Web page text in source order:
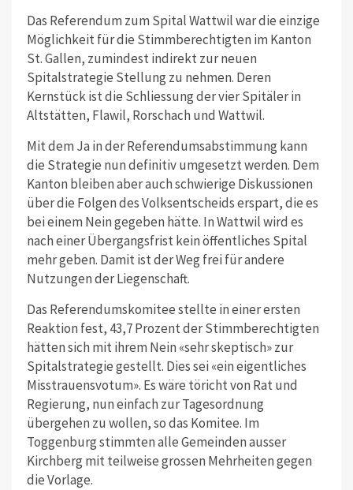
Das Referendum zum Spital Wattwil war die einzige
Möglichkeit für die Stimmberechtigten im Kanton
St. Gallen, zumindest indirekt zur neuen
Spitalstrategie Stellung zu nehmen. Deren
Kernstück ist die Schliessung der vier Spitäler in
Altstätten, Flawil, Rorschach und Wattwil.
Mit dem Ja in der Referendumsabstimmung kann
die Strategie nun definitiv umgesetzt werden. Dem
Kanton bleiben aber auch schwierige Diskussionen
über die Folgen des Volksentscheids erspart, die es
bei einem Nein gegeben hätte. In Wattwil wird es
nach einer Übergangsfrist kein öffentliches Spital
mehr geben. Damit ist der Weg frei für andere
Nutzungen der Liegenschaft.
Das Referendumskomitee stellte in einer ersten
Reaktion fest, 43,7 Prozent der Stimmberechtigten
hätten sich mit ihrem Nein «sehr skeptisch» zur
Spitalstrategie gestellt. Dies sei «ein eigentliches
Misstrauensvotum». Es wäre töricht von Rat und
Regierung, nun einfach zur Tagesordnung
übergehen zu wollen, so das Komitee. Im
Toggenburg stimmten alle Gemeinden ausser
Kirchberg mit teilweise grossen Mehrheiten gegen
die Vorlage.